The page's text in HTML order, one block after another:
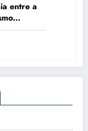
entre a